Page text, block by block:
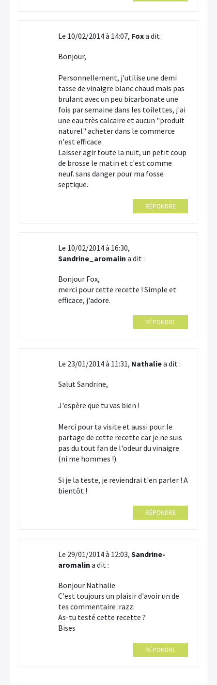
Le 10/02/2014 à 14:07, Foxa dit :
Bonjour,
Personnellement, j'utilise une demi
tasse de vinaigre blanc chaud mais pas
brulant avec un peu bicarbonate une
fois par semaine dans les toilettes, j'ai
une eau très calcaire et aucun "produit
naturel" acheter dans le commerce
n'est efficace.
Laisser agir toute la nuit, un petit coup
de brosse le matin et c'est comme
neuf. sans danger pour ma fosse
septique.
RÉPONDRE
Le 10/02/2014 à 16:30,
Sandrine_aromalin a dit :
Bonjour Fox,
merci pour cette recette ! Simple et
efficace, j'adore.
RÉPONDRE
Le 23/01/2014 à 11:31, Nathaliea dit :
Salut Sandrine,
J'espère que tu vas bien !
Merci pour ta visite et aussi pour le
partage de cette recette car je ne suis
pas du tout fan de l'odeur du vinaigre
(ni me hommes !).
Si je la teste, je reviendrai t'en parler ! A
bientôt !
RÉPONDRE
Le 29/01/2014 à 12:03, Sandrine-
aromalin a dit :
Bonjour Nathalie
C'est toujours un plaisir d'avoir un de
tes commentaire :razz:
As-tu testé cette recette ?
Bises
RÉPONDRE